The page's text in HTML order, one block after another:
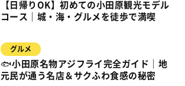
【日帰りOK】初めての小田原観光モデル
コース｜城・海・グルメを徒歩で満喫
グルメ
🐟小田原名物アジフライ完全ガイド｜地
元民が通う名店＆サクふわ食感の秘密